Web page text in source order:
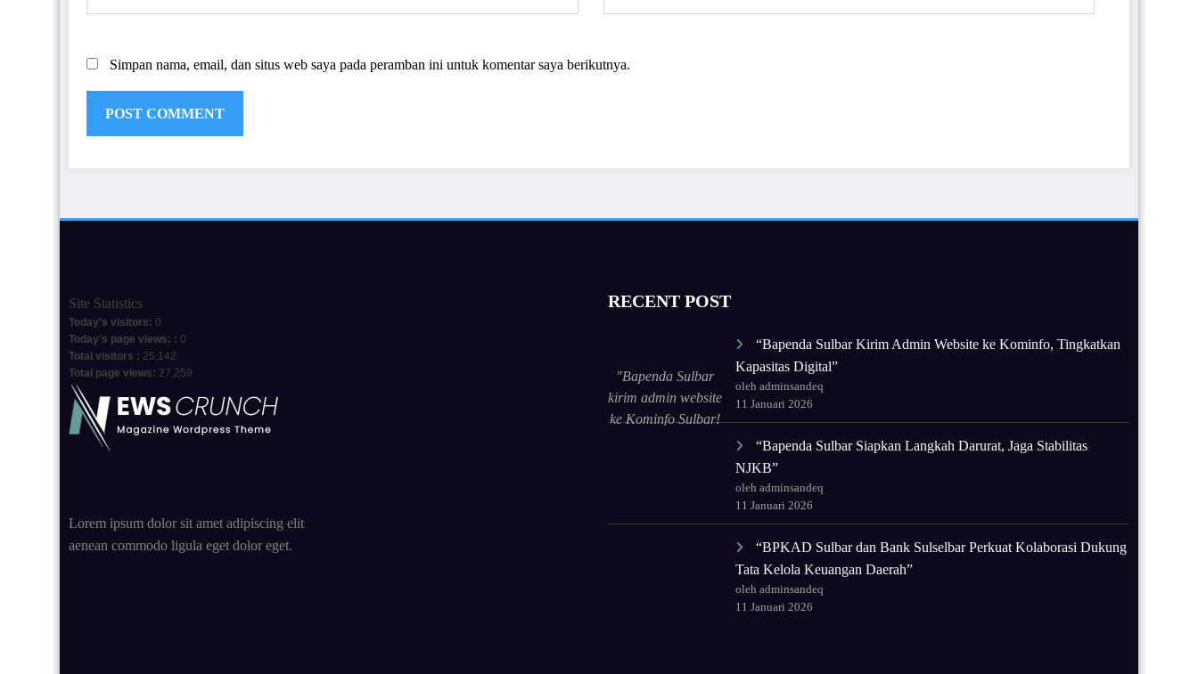
Simpan nama, email, dan situs web saya pada peramban ini untuk komentar saya berikutnya.
Site Statistics
Today's visitors: 0
Today's page views: : 0
Total visitors : 25,142
Total page views: 27,259
Lorem ipsum dolor sit amet adipiscing elit
aenean commodo ligula eget dolor eget.
RECENT POST
"Bapenda Sulbar
kirim admin website
ke Kominfo Sulbar!
“Bapenda Sulbar Kirim Admin Website ke Kominfo, Tingkatkan
Kapasitas Digital”
oleh adminsandeq
11 Januari 2026
“Bapenda Sulbar Siapkan Langkah Darurat, Jaga Stabilitas
NJKB”
oleh adminsandeq
11 Januari 2026
“BPKAD Sulbar dan Bank Sulselbar Perkuat Kolaborasi Dukung
Tata Kelola Keuangan Daerah”
oleh adminsandeq
11 Januari 2026